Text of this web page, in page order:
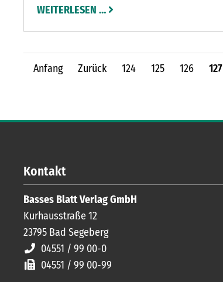
sich alle Gewerke verlassen können“, sagt
Troschke.
WEITERLESEN …
Anfang Zurück 124 125 126 127
Kontakt
Basses Blatt Verlag GmbH
Kurhausstraße 12
23795 Bad Segeberg
04551 / 99 00-0
04551 / 99 00-99